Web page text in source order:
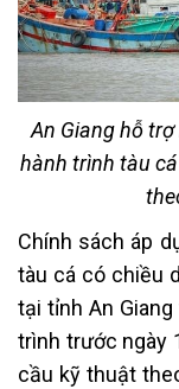
An Giang hỗ
hành trình tàu
Chính sách áp
tàu cá có chiều
tại tỉnh An
trình trước ngày
cầu kỹ thuật